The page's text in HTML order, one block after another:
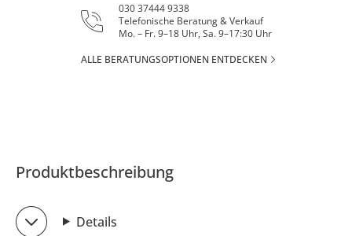
030 37444 9338
Telefonische Beratung & Verkauf
Mo. – Fr. 9–18 Uhr, Sa. 9–17:30 Uhr
ALLE BERATUNGSOPTIONEN ENTDECKEN
Produktbeschreibung
Details